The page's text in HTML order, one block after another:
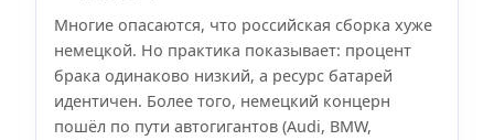
Многие опасаются, что российская сборка хуже
немецкой. Но практика показывает: процент
брака одинаково низкий, а ресурс батарей
идентичен. Более того, немецкий концерн
пошёл по пути автогигантов (Audi, BMW,